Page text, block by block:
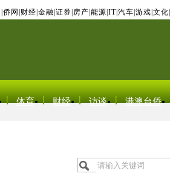
侨网 财经 金融 证券 房产 能源 IT| 汽车 游戏 文化
体育 财经 访谈 港澳台侨